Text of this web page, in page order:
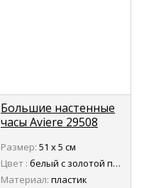
Большие настенные
часы Aviere 29508
Размер: 51 х 5 см
Цвет : белый с золотой патиной
Материал: пластик